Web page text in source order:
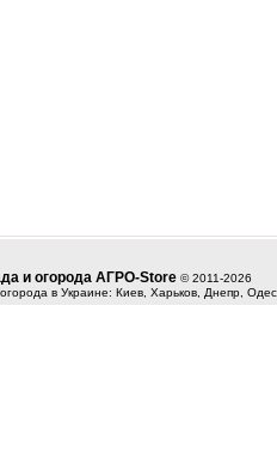
и огорода АГРО-Store © 2011-2026
в Украине: Киев, Харьков, Днепр,